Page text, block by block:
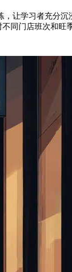
让学习者充分
同门店班次和旺季